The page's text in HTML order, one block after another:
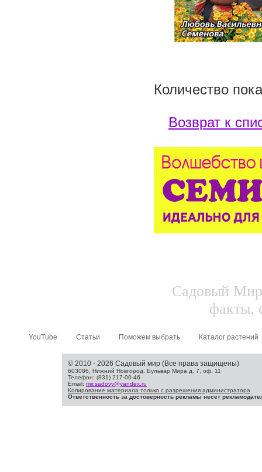
Количество
Возврат к
Садовый
факты,
YouTube Статьи Поможем выбрать Каталог растений
© 2010 - 2026 Садовый мир (Все права защищены)
603086, Нижний Новгород, Бульвар Мира д. 7, оф. 11
Телефон: (831) 217-00-46
Email: mir.sadovy@yandex.ru
Копирование материала только с разрешения администратора
Ответственность за достоверность рекламы несет